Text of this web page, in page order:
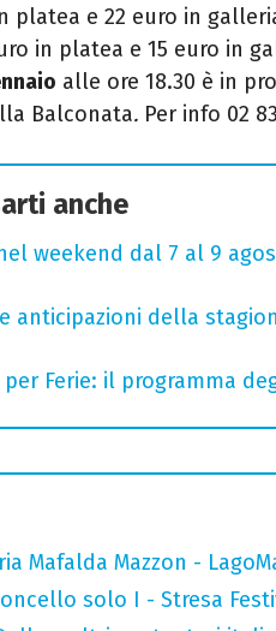
platea e 22 euro in
in platea e 15 euro in
alle ore 18.30 è in
Balconata. Per info 02
anche
weekend dal 7 al 9
anticipazioni della
per Ferie: il programma
Mafalda Mazzon -
solo I - Stresa